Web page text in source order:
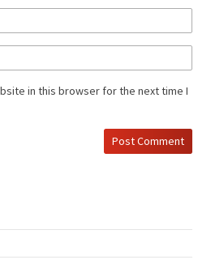
in this browser for the next time I